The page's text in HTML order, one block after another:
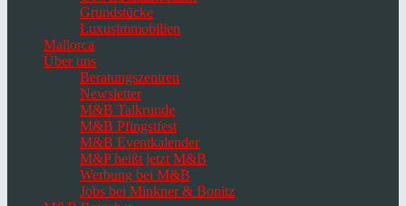
Grundstücke
Luxusimmobilien
Mallorca
Über uns
Beratungszentren
Newsletter
M&B Talkrunde
M&B Pfingstfest
M&B Eventkalender
M&P heißt jetzt M&B
Werbung bei M&B
Jobs bei Minkner & Bonitz